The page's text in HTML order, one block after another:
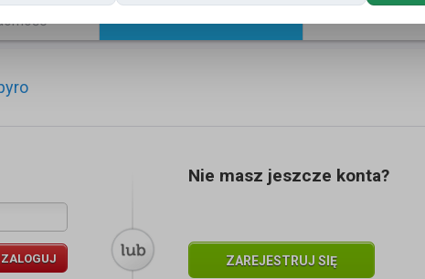
Znajomi Galeria
ZALOGUJ
Nie masz jeszcze konta?
ZAREJESTRUJ SIĘ